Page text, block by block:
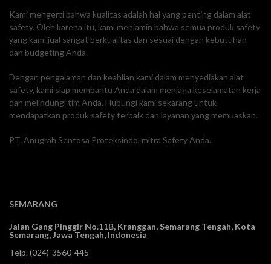
Kami mengerti bahwa kualitas adalah hal yang penting dalam alat
safety. Oleh karena itu, kami menjamin bahwa semua produk safety
yang kami jual sangat berkualitas dan sesuai dengan kebutuhan
dan budgeting Anda.
Dengan pengalaman dan keahlian kami dalam menyediakan alat
safety, kami siap membantu Anda dalam menjaga keselamatan kerja
dan melindungi tim Anda. Hubungi kami sekarang untuk
mendapatkan produk safety terbaik dan layanan yang memuaskan.
PT. Anugrah Sentosa Proteksindo, mitra Safety Anda.
SEMARANG
Jalan Gang Pinggir No.11B, Kranggan,Semarang Tengah, Kota
Semarang, Jawa Tengah, Indonesia
Telp. (024)-3560-445